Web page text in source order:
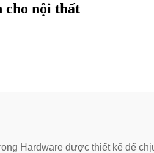
cho nội thất
Hardware được thiết kế để